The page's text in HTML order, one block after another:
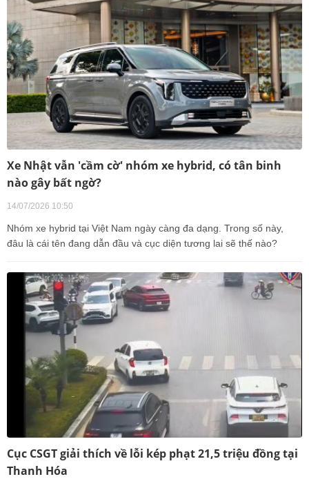
Xe Nhật vẫn 'cầm cờ' nhóm xe hybrid, có tân binh
nào gây bất ngờ?
14/07/2026 10:50
Nhóm xe hybrid tại Việt Nam ngày càng đa dạng. Trong số này,
đâu là cái tên đang dẫn đầu và cục diện tương lai sẽ thế nào?
Cục CSGT giải thích về lỗi kép phạt 21,5 triệu đồng tại
Thanh Hóa